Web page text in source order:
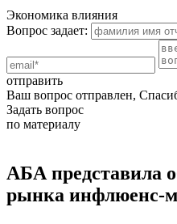
Экономика влияния
Вопрос задает:
отправить
Ваш вопрос отправлен,
Задать вопрос
по материалу
АБА представила
рынка инфлюенс-